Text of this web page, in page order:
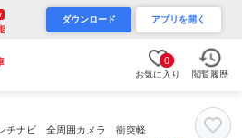
ダウンロード アプリを開く
0
お気に入り 閲覧履歴
チナビ 全周囲カメラ 衝突軽